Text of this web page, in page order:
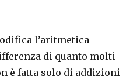
l’aritmetica
di quanto molti
è fatta solo di addizioni